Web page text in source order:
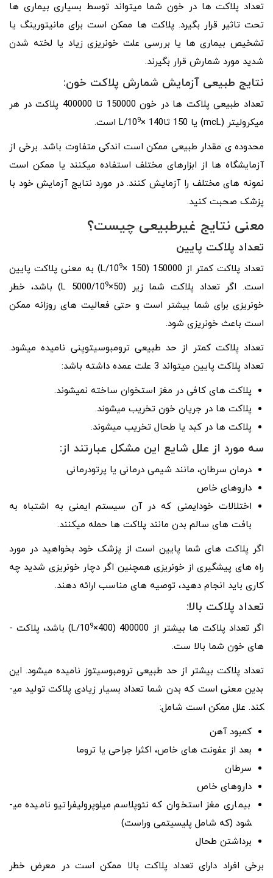
تعداد پلاکت­ ها در خون شما می­تواند توسط بسیاری بیماری ­ها
تحت تاثیر قرار بگیرد. پلاکت ­ها ممکن است برای مانیتورینگ یا
تشخیص بیماری­ ها یا بررسی علت خونریزی زیاد یا لخته شدن
شدید مورد شمارش قرار بگیرند.
نتایج طبیعی آزمایش شمارش پلاکت خون:
تعداد طبیعی پلاکت ­ها در خون 150000 تا 400000 پلاکت در هر
میکرولیتر (mcL) یا 150 تا140 ×10
9
/L است.
محدوده­ ی مقدار طبیعی ممکن است اندکی متفاوت باشد. برخی از
آزمایشگاه­ ها از ابزارهای مختلف استفاده می­کنند یا ممکن است
نمونه­ های مختلف را آزمایش کنند. در مورد نتایج آزمایش خود با
پزشک صحبت کنید.
معنی نتایج غیرطبیعی چیست؟
تعداد پلاکت پایین
تعداد پلاکت کمتر از 150000 (150 ×10 9
/L) به معنی پلاکت پایین
است. اگر تعداد پلاکت شما زیر (50×10
9
/L 5000) باشد، خطر
خونریزی برای شما بیشتر است و حتی فعالیت­ های روزانه ممکن
است باعث خونریزی شود.
تعداد پلاکت کمتر از حد طبیعی ترومبوسیتوپنی نامیده می­شود.
تعداد پلاکت پایین می­تواند 3 علت عمده داشته باشد:
پلاکت ­های کافی در مغز استخوان ساخته نمی­شوند.
پلاکت­ ها در جریان خون تخریب می­شوند.
پلاکت ­ها در کبد یا طحال تخریب می­شوند.
سه مورد از علل شایع این مشکل عبارتند از:
درمان سرطان، مانند شیمی درمانی یا پرتودرمانی
داروهای خاص
اختلالات خودایمنی که در آن سیستم ایمنی به اشتباه به
بافت­ های سالم بدن مانند پلاکت­ ها حمله می­کنند.
اگر پلاکت­ های شما پایین است از پزشک خود بخواهید در مورد
راه­ های پیشگیری از خونریزی همچنین اگر دچار خونریزی شدید چه
کاری باید انجام دهید، توصیه های مناسب ارائه دهند.
تعداد پلاکت بالا:
اگر تعداد پلاکت ­ها بیشتر از 400000 (400×10 9
/L) باشد، پلاکت ­
های خون شما بالا ست.
تعداد پلاکت بیشتر از حد طبیعی ترومبوسیتوز نامیده می­شود. این
بدین معنی است که بدن شما تعداد بسیار زیادی پلاکت تولید می­
کند. علل ممکن است شامل:
کمبود آهن
بعد از عفونت­ های خاص، اکثرا جراحی یا تروما
سرطان
داروهای خاص
بیماری مغز استخوان که نئوپلاسم میلوپرولیفراتیو نامیده می­
شود (که شامل پلی­سیتمی وراست)
برداشتن طحال
برخی افراد دارای تعداد پلاکت بالا ممکن است در معرض خطر